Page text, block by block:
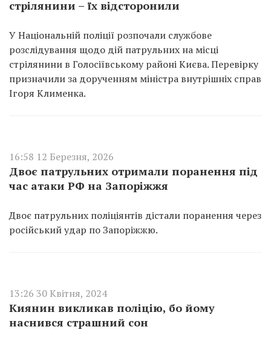
стрілянини – їх відсторонили
У Національній поліції розпочали службове
розслідування щодо дій патрульних на місці
стрілянини в Голосіївському районі Києва. Перевірку
призначили за дорученням міністра внутрішніх справ
Ігоря Клименка.
16:58 12 Березня, 2026
Двоє патрульних отримали поранення під
час атаки РФ на Запоріжжя
Двоє патрульних поліціянтів дістали поранення через
російський удар по Запоріжжю.
13:26 30 Квітня, 2024
Киянин викликав поліцію, бо йому
наснився страшний сон